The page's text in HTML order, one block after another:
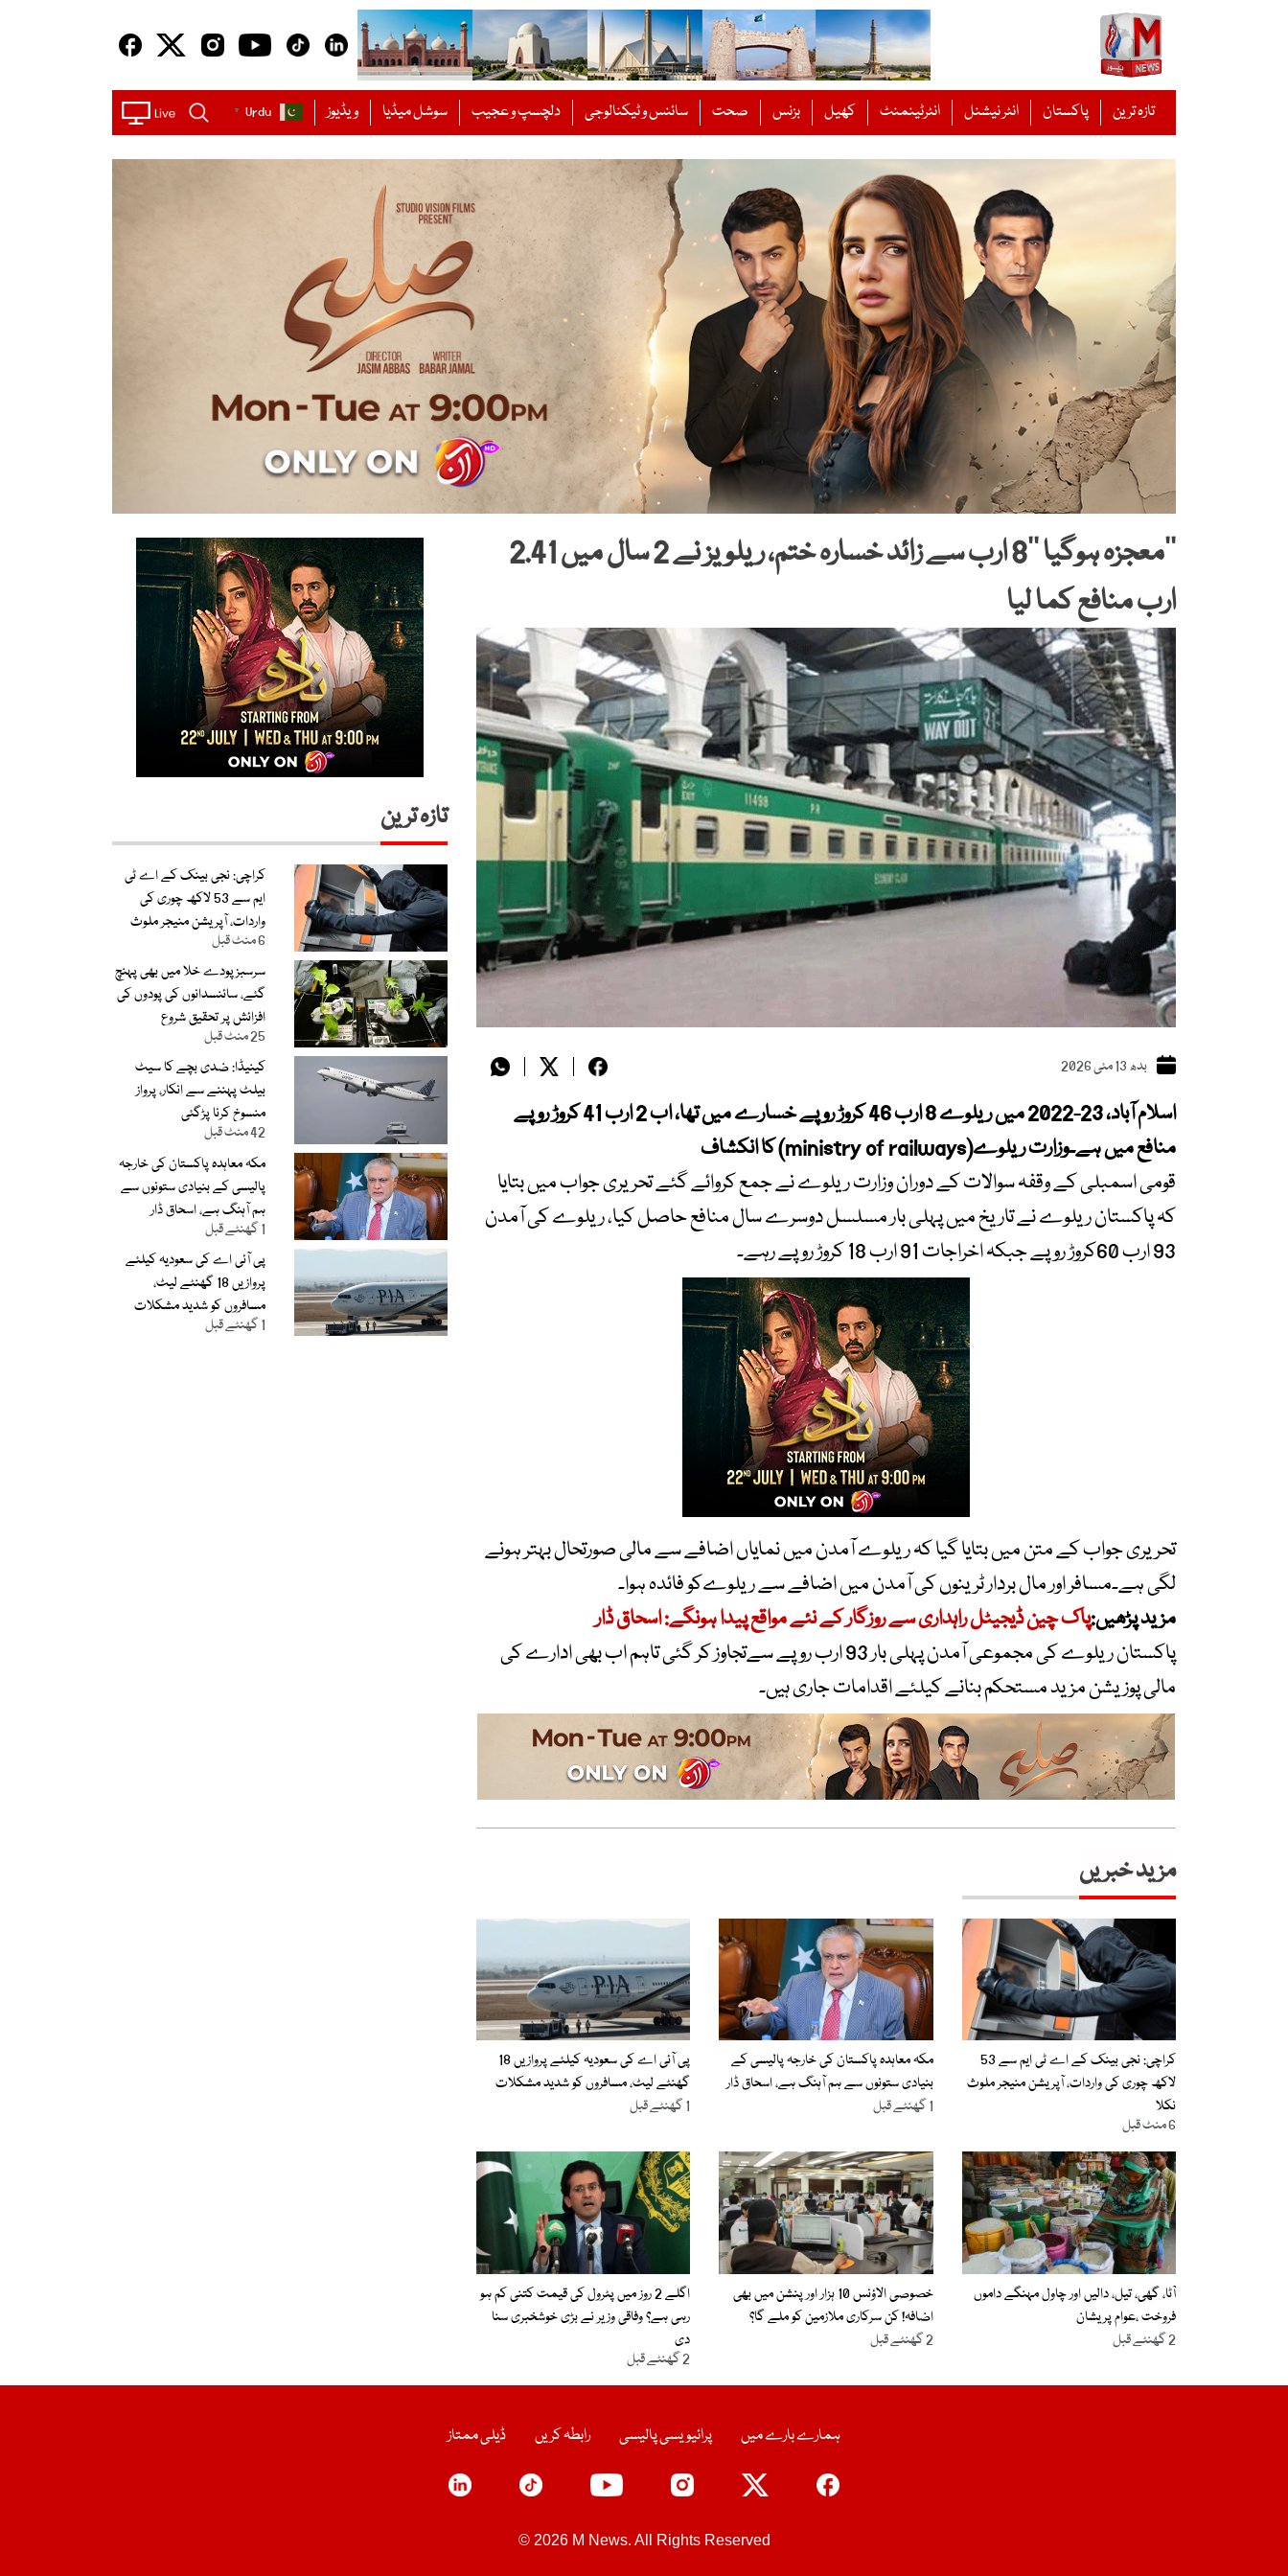
تازہ ترین پاکستان انٹر نیشنل انٹرٹینمنٹ کھیل بزنس صحت سائنس و ٹیکنالوجی دلچسپ و عجیب سوشل میڈیا ویڈیوز Urdu
▼
’’معجزہ ہوگیا ‘‘8 ارب سے زائد خسارہ ختم، ریلویز نے 2 سال میں 2.41
ارب منافع کما لیا
بدھ 13 مئی 2026
اسلام آباد، 23-2022 میں ریلوے 8 ارب 46 کروڑ روپے خسارے میں تھا، اب 2 ارب 41 کروڑ روپے
منافع میں ہے۔وزارت ریلوے(ministry of railways) کا انکشاف
قومی اسمبلی کے وقفہ سوالات کے دوران وزارت ریلوے نے جمع کروائے گئے تحریری جواب میں بتایا
کہ پاکستان ریلوے نے تاریخ میں پہلی بار مسلسل دوسرے سال منافع حاصل کیا، ریلوے کی آمدن
93 ارب 60کروڑ روپے جبکہ اخراجات 91 ارب 18 کروڑ روپے رہے۔
تحریری جواب کے متن میں بتایا گیا کہ ریلوے آمدن میں نمایاں اضافے سے مالی صورتحال بہتر ہونے
لگی ہے۔مسافر اور مال بردار ٹرینوں کی آمدن میں اضافے سے ریلوےکو فائدہ ہوا۔
مزید پڑھیں:پاک چین ڈیجیٹل راہداری سے روزگار کے نئے مواقع پیدا ہونگے: اسحاق ڈار
پاکستان ریلوے کی مجموعی آمدن پہلی بار 93 ارب روپے سےتجاوز کر گئی تاہم اب بھی ادارے کی
مالی پوزیشن مزید مستحکم بنانے کیلئے اقدامات جاری ہیں۔
مزید خبریں
کراچی: نجی بینک کے اے ٹی ایم سے 53
لاکھ چوری کی واردات، آپریشن منیجر ملوث
نکلا
6 منٹ قبل
مکہ معاہدہ پاکستان کی خارجہ پالیسی کے
بنیادی ستونوں سے ہم آہنگ ہے، اسحاق ڈار
1 گھنٹے قبل
پی آئی اے کی سعودیہ کیلئے پروازیں 18
گھنٹے لیٹ، مسافروں کو شدید مشکلات
1 گھنٹے قبل
آٹا، گھی، تیل، دالیں اور چاول مہنگے داموں
فروخت ،عوام پریشان
2 گھنٹے قبل
خصوصی الاؤنس 10 ہزار اور پنشن میں بھی
اضافہ! کن سرکاری ملازمین کو ملے گا؟
2 گھنٹے قبل
اگلے 2 روز میں پٹرول کی قیمت کتنی کم ہو
رہی ہے؟ وفاقی وزیر نے بڑی خوشخبری سنا
دی
2 گھنٹے قبل
تازہ ترین
کراچی: نجی بینک کے اے ٹی
ایم سے 53 لاکھ چوری کی
واردات، آپریشن منیجر ملوث
نکلا
6 منٹ قبل
سرسبزپودے خلا میں بھی پہنچ
گئے، سائنسدانوں کی پودوں کی
افزائش پر تحقیق شروع
25 منٹ قبل
کینیڈا: ضدی بچے کا سیٹ
بیلٹ پہننے سے انکار، پرواز
منسوخ کرنا پڑگئی
42 منٹ قبل
مکہ معاہدہ پاکستان کی خارجہ
پالیسی کے بنیادی ستونوں سے
ہم آہنگ ہے، اسحاق ڈار
1 گھنٹے قبل
پی آئی اے کی سعودیہ کیلئے
پروازیں 18 گھنٹے لیٹ،
مسافروں کو شدید مشکلات
1 گھنٹے قبل
ہمارے بارے میں پرائیویسی پالیسی رابطہ کریں ڈیلی ممتاز
© 2026 M News. All Rights Reserved